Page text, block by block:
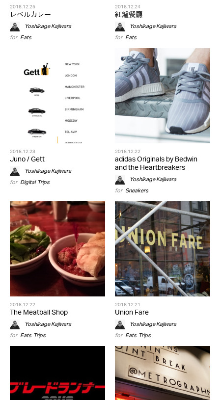
2016.12.25
レベルカレー
Yoshikage Kajiwara
for Eats
2016.12.24
紅爐餐廳
Yoshikage Kajiwara
for Eats
2016.12.23
Juno / Gett
Yoshikage Kajiwara
for Digital,Trips
2016.12.22
adidas Originals by Bedwin
and the Heartbreakers
Yoshikage Kajiwara
for Sneakers
2016.12.22
The Meatball Shop
Yoshikage Kajiwara
for Eats, Trips
2016.12.21
Union Fare
Yoshikage Kajiwara
for Eats, Trips